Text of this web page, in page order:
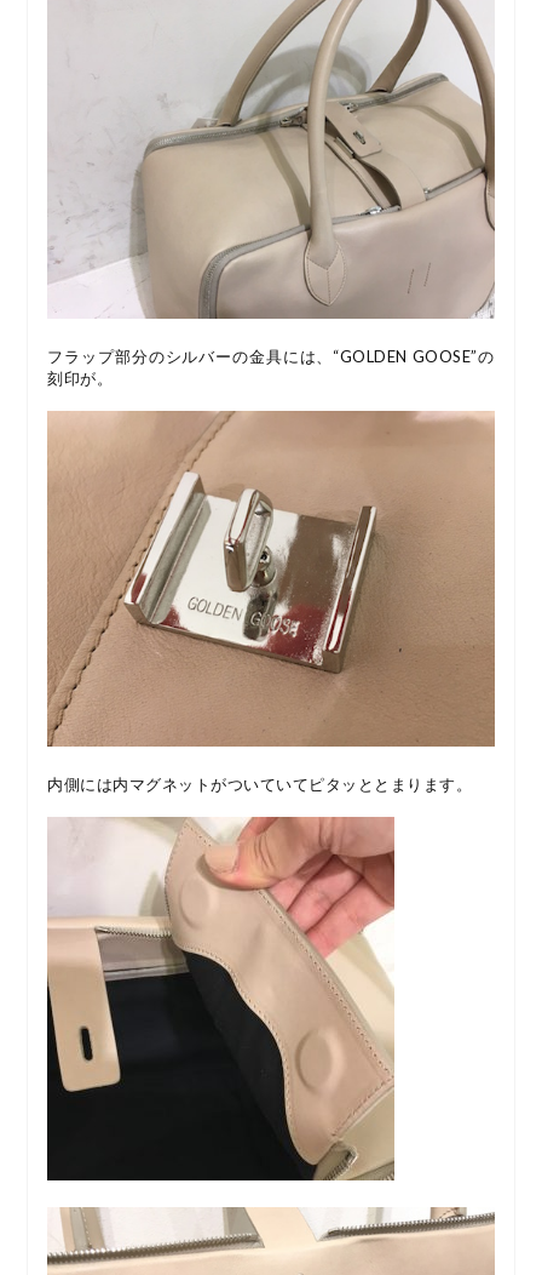
フラップ部分のシルバーの金具には、“GOLDEN GOOSE”の
刻印が。
内側には内マグネットがついていてピタッととまります。